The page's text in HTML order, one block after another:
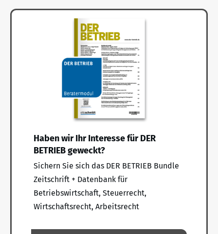
Haben wir Ihr Interesse für DER
BETRIEB geweckt?
Sichern Sie sich das DER BETRIEB Bundle
Zeitschrift + Datenbank für
Betriebswirtschaft, Steuerrecht,
Wirtschaftsrecht, Arbeitsrecht